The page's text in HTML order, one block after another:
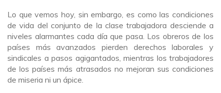
Lo que vemos hoy, sin embargo, es como las condiciones
de vida del conjunto de la clase trabajadora desciende a
niveles alarmantes cada día que pasa. Los obreros de los
países más avanzados pierden derechos laborales y
sindicales a pasos agigantados, mientras los trabajadores
de los países más atrasados no mejoran sus condiciones
de miseria ni un ápice.